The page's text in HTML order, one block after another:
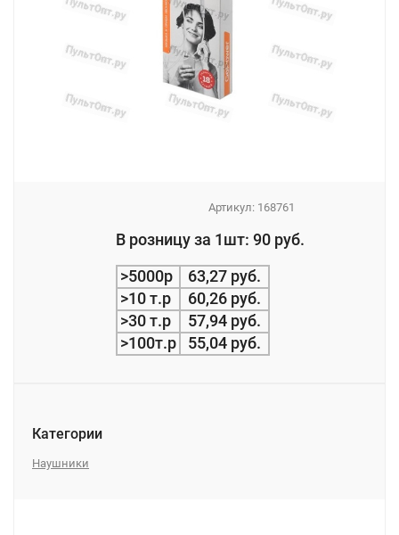
Артикул: 168761
В розницу за 1шт: 90 руб.
>5000р
63,27 руб.
>10 т.р
60,26 руб.
>30 т.р
57,94 руб.
>100т.р
55,04 руб.
Категории
Наушники